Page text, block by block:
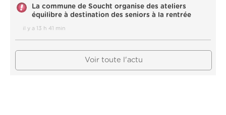
La commune de Soucht organise des ateliers
équilibre à destination des seniors à la rentrée
il y a 13 h 41 min
Voir toute l'actu